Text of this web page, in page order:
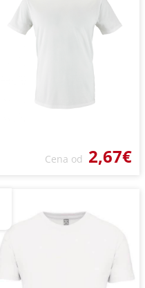
Cena od 2,67€